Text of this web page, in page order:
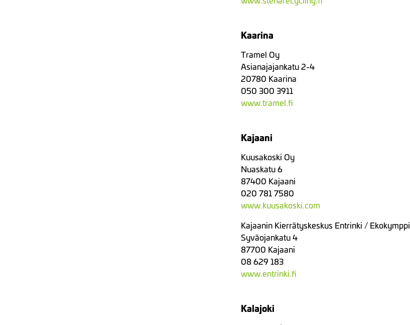
Kaarina
Tramel Oy
Asianajajankatu 2-4
20780 Kaarina
050 300 3911
www.tramel.fi
Kajaani
Kuusakoski Oy
Nuaskatu 6
87400 Kajaani
020 781 7580
www.kuusakoski.com
Kajaanin Kierrätyskeskus Entrinki / Ekokymppi
Syväojankatu 4
87700 Kajaani
08 629 183
www.entrinki.fi
Kalajoki